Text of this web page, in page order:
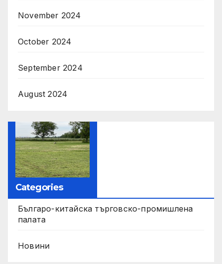
November 2024
October 2024
September 2024
August 2024
Categories
Българо-китайска търговско-промишлена
палата
Новини